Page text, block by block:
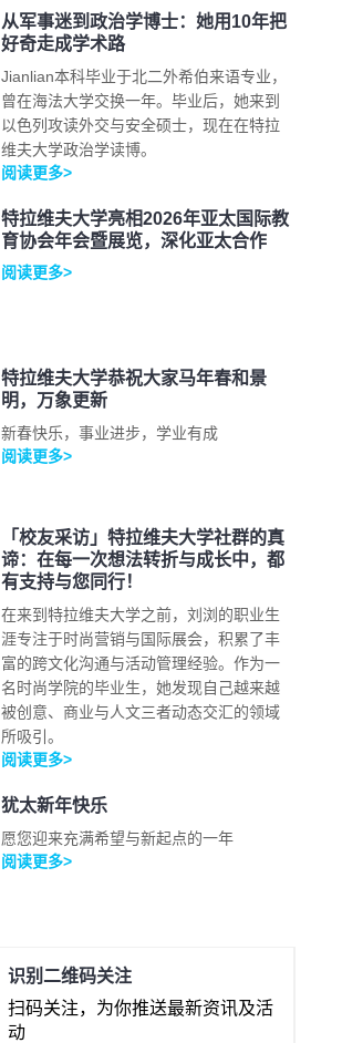
从军事迷到政治学博士：她用10年把
好奇走成学术路
Jianlian本科毕业于北二外希伯来语专业，
曾在海法大学交换一年。毕业后，她来到
以色列攻读外交与安全硕士，现在在特拉
维夫大学政治学读博。
阅读更多>
特拉维夫大学亮相2026年亚太国际教
育协会年会暨展览，深化亚太合作
阅读更多>
特拉维夫大学恭祝大家马年春和景
明，万象更新
新春快乐，事业进步，学业有成
阅读更多>
「校友采访」特拉维夫大学社群的真
谛：在每一次想法转折与成长中，都
有支持与您同行！
在来到特拉维夫大学之前，刘浏的职业生
涯专注于时尚营销与国际展会，积累了丰
富的跨文化沟通与活动管理经验。作为一
名时尚学院的毕业生，她发现自己越来越
被创意、商业与人文三者动态交汇的领域
所吸引。
阅读更多>
犹太新年快乐
愿您迎来充满希望与新起点的一年
阅读更多>
识别二维码关注
扫码关注，为你推送最新资讯及活
动